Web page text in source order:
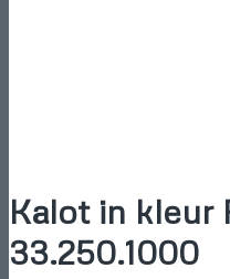
Kalot in kleur
33.250.1000